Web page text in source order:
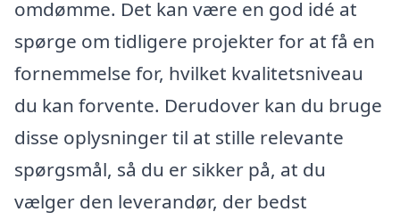
omdømme. Det kan være en god idé at
spørge om tidligere projekter for at få en
fornemmelse for, hvilket kvalitetsniveau
du kan forvente. Derudover kan du bruge
disse oplysninger til at stille relevante
spørgsmål, så du er sikker på, at du
vælger den leverandør, der bedst